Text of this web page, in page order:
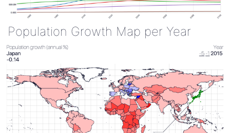
Population Growth Map per Year